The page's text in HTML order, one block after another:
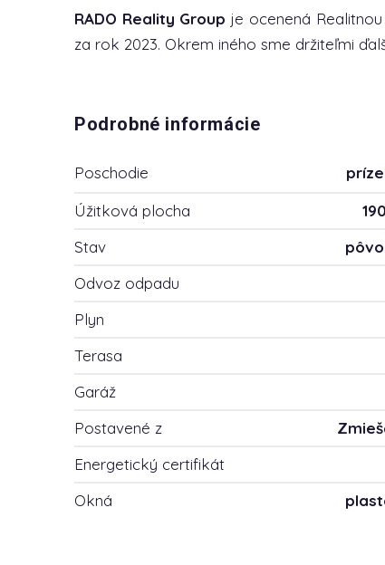
RADO Reality Group je ocenená
za rok 2023. Okrem iného sme držiteľmi
Podrobné informácie
Poschodie
Úžitková plocha
Stav
Odvoz odpadu
Plyn
Terasa
Garáž
Postavené z
Energetický certifikát
Okná